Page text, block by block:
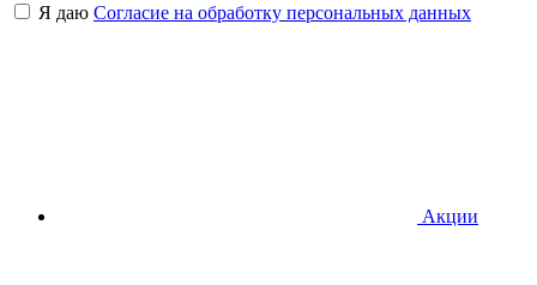
Я даю Согласие на обработку персональных данных
Акции